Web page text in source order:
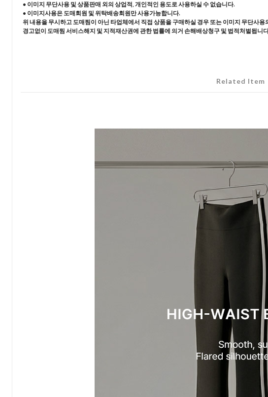
• 이미지 무단사용 및 상품판매 외의 상업적, 개인적인 용도로 사용하실 수 없습니다.
• 이미지사용은 도매회원 및 위탁배송회원만 사용가능합니다.
위 내용을 무시하고 도매찜이 아닌 타업체에서 직접 상품을 구매하실 경우 또는 이미지 무단사용
경고없이 도매찜 서비스해지 및 지적재산권에 관한 법률에 의거 손해배상청구 및 법적처벌됩니
Related Item